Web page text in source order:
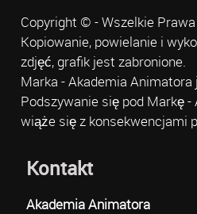
Copyright © - Wszelkie
Kopiowanie, powielanie i
zdjęć, grafik jest zabronione.
Marka - Akademia
Podszywanie się pod Markę
wiąże się z konsekwencjami
Kontakt
Akademia Animatora